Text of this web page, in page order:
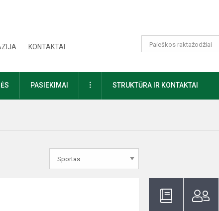
KONTAKTAI
PASIEKIMAI DAUGIAUSTRUKTŪRA IR KONTAKTAI